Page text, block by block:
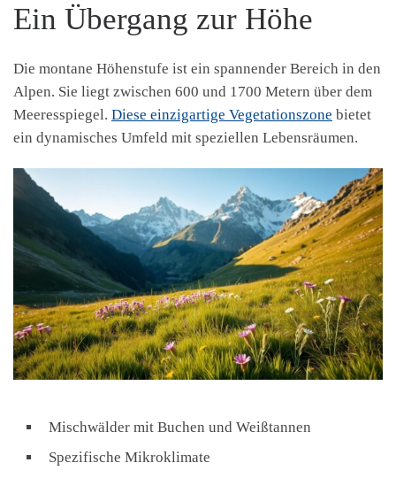
Ein Übergang zur Höhe
Die montane Höhenstufe ist ein spannender Bereich in den
Alpen. Sie liegt zwischen 600 und 1700 Metern über dem
Meeresspiegel. Diese einzigartige Vegetationszone bietet
ein dynamisches Umfeld mit speziellen Lebensräumen.
Mischwälder mit Buchen und Weißtannen
Spezifische Mikroklimate